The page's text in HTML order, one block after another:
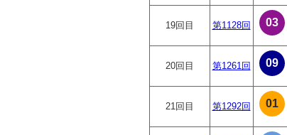
19回目 第1128回 03
20回目 第1261回 09
21回目 第1292回 01